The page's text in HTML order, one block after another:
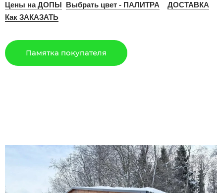
Цены на ДОПЫ Выбрать цвет - ПАЛИТРА
ДОСТАВКА
Как ЗАКАЗАТЬ
Памятка покупателя